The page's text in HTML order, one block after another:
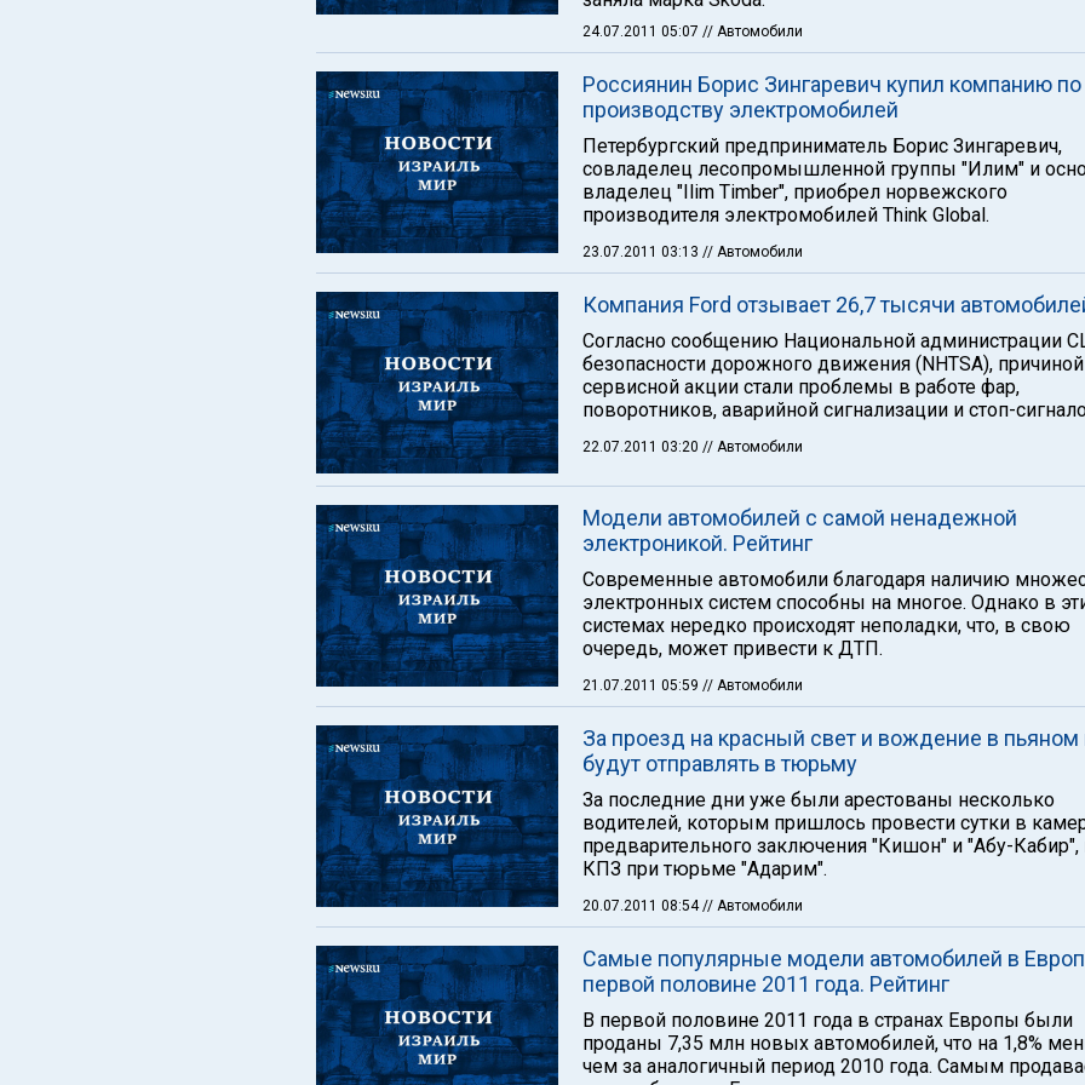
24.07.2011 05:07 // Автомобили
Россиянин Борис Зингаревич купил компанию по
производству электромобилей
Петербургский предприниматель Борис Зингаревич,
совладелец лесопромышленной группы "Илим" и
владелец "Ilim Timber", приобрел норвежского
производителя электромобилей Think Global.
23.07.2011 03:13 // Автомобили
Компания Ford отзывает 26,7 тысячи
Согласно сообщению Национальной администрации
безопасности дорожного движения (NHTSA), причиной
сервисной акции стали проблемы в работе фар,
поворотников, аварийной сигнализации и стоп-
22.07.2011 03:20 // Автомобили
Модели автомобилей с самой ненадежной
электроникой. Рейтинг
Современные автомобили благодаря наличию
электронных систем способны на многое. Однако в
системах нередко происходят неполадки, что, в свою
очередь, может привести к ДТП.
21.07.2011 05:59 // Автомобили
За проезд на красный свет и вождение в пьяном
будут отправлять в тюрьму
За последние дни уже были арестованы несколько
водителей, которым пришлось провести сутки в
предварительного заключения "Кишон" и "Абу-Кабир",
КПЗ при тюрьме "Адарим".
20.07.2011 08:54// Автомобили
Самые популярные модели автомобилей в
первой половине 2011 года. Рейтинг
В первой половине 2011 года в странах Европы были
проданы 7,35 млн новых автомобилей, что на 1,8%
чем за аналогичный период 2010 года. Самым